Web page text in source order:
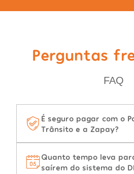
Perguntas
FAQ
É seguro pagar com o
Trânsito e a Zapay?
Quanto tempo leva
saírem do sistema do